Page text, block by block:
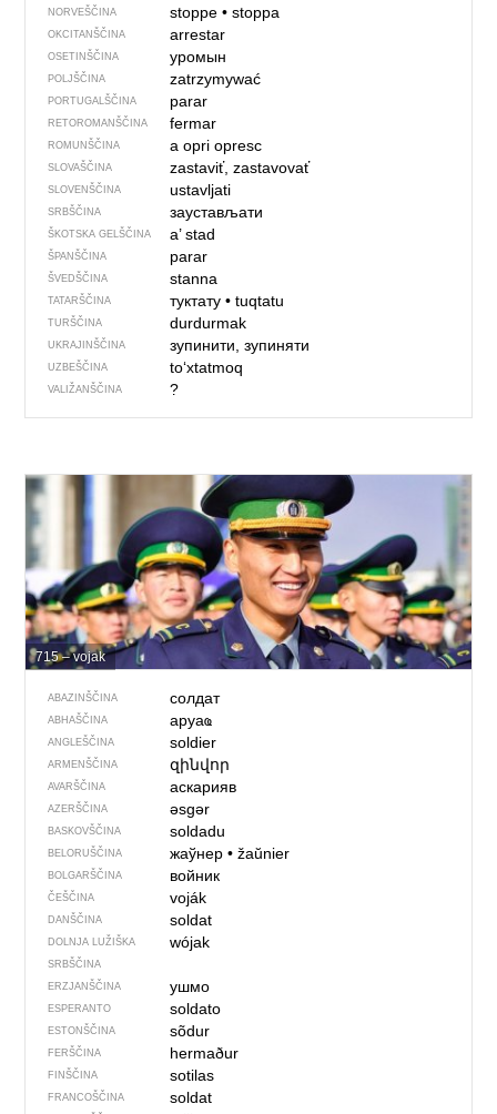
NORVEŠČINA stoppe• stoppa
OKCITANŠČINA arrestar
OSETINŠČINA уромын
POLJŠČINA zatrzymywać
PORTUGALŠČINA parar
RETOROMANŠČINA fermar
ROMUNŠČINA a opriopresc
SLOVAŠČINA zastaviť, zastavovať
SLOVENŠČINA ustavljati
SRBŠČINA заустављати
ŠKOTSKA GELŠČINA a’ stad
ŠPANŠČINA parar
ŠVEDŠČINA stanna
TATARŠČINA туктату• tuqtatu
TURŠČINA durdurmak
UKRAJINŠČINA зупинити, зупиняти
UZBEŠČINA to‘xtatmoq
VALIŽANŠČINA ?
715 – vojak
ABAZINŠČINA солдат
ABHAŠČINA аруаҩ
ANGLEŠČINA soldier
ARMENŠČINA զինվոր
AVARŠČINA аскарияв
AZERŠČINA əsgər
BASKOVŠČINA soldadu
BELORUŠČINA жаўнер• žaŭnier
BOLGARŠČINA войник
ČEŠČINA voják
DANŠČINA soldat
DOLNJA LUŽIŠKA
SRBŠČINA
wójak
ERZJANŠČINA ушмо
ESPERANTO soldato
ESTONŠČINA sõdur
FERŠČINA hermaður
FINŠČINA sotilas
FRANCOŠČINA soldat